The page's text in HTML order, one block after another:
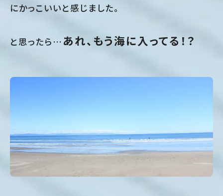
にかっこいいと感じました。
と思ったら… あれ、もう海に入ってる！？